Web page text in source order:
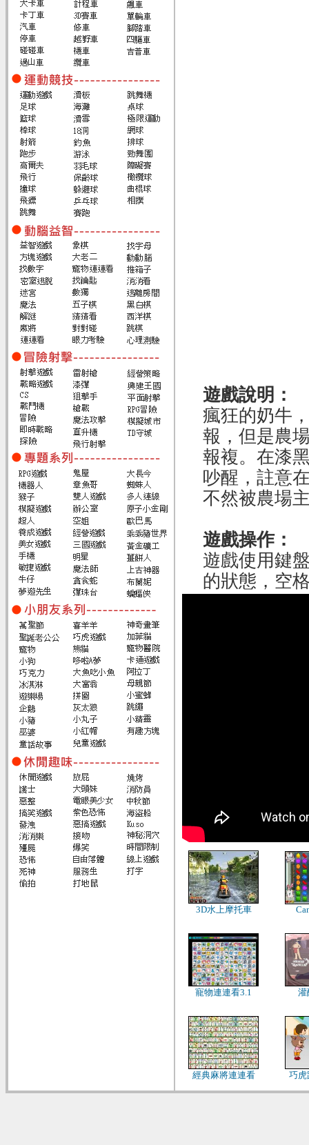
遊戲說明：
瘋狂的奶牛
報，但是農
報複。在漆
吵醒，註意
不然被農場
遊戲操作：
遊戲使用鍵
的狀態，空
3D水上摩托車
寵物連連看3.1 灌
經典麻將連連看 巧虎